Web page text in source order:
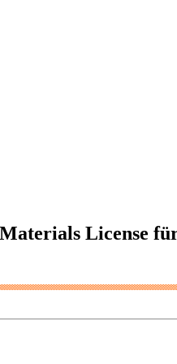
License